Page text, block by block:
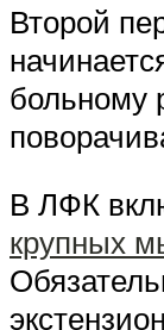
Второй
больному
В ЛФК
крупных